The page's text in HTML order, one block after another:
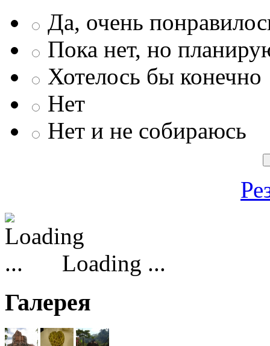
Да, очень
Пока нет, но
Хотелось бы конечно
Нет
Нет и не собираюсь
Loading ...
Галерея